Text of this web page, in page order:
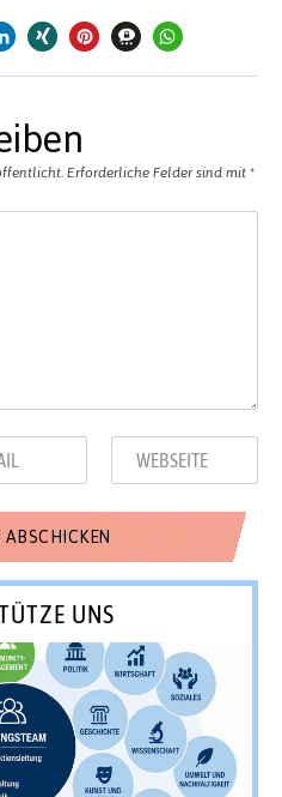
Erforderliche Felder sind mit *
UNS